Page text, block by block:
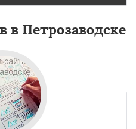
в Петрозаводске